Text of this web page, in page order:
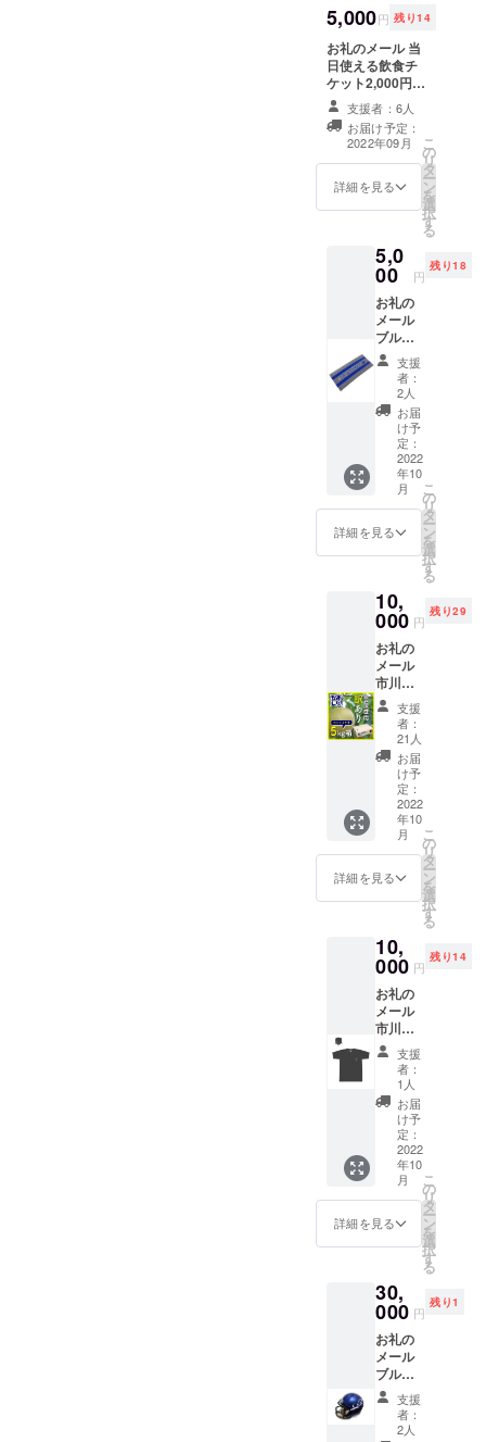
5,000円 残り14
お礼のメール 当
日使える飲食チ
ケット2,000円
材質：紙 サイ
ズ：約
150mm×76mm
※有効期限は当日
のみとなります
支援者：6人
お届け予定：
2022年09月
詳細を見る
こ
の
リ
タ
ー
ン
を
選
択
す
る
5,0
00 円
残り18
お礼の
メール
ブルー
サン
ダース
オリジ
ナルタ
オル サ
イズ：
840mm
×340m
m 材
質：ポ
リエス
テル
支援
者：
2人
お届
け予
定：
2022
年10
月
詳細を見る
こ
の
リ
タ
ー
ン
を
選
択
す
る
10,
000 円
残り29
お礼の
メール
市川の
なし ６
月の降
雹によ
り「市
川のな
し」も
被害を
被りま
した。
外側に
傷がつ
いてい
ます
は例年
のなし
と変わ
らない
美味し
さで
す。 名
称：市
川のな
し 原産
国/産
地：日
本/千葉
県市川
市 重
量：5ｋ
ｇ 保存
け冷暗
所にて
保存下
さい ※
原材料
及び添
加物等
の食品
表示は
支援
者：
21人
お届
け予
定：
2022
年10
月
詳細を見る
こ
の
リ
タ
ー
ン
を
選
択
す
る
10,
000 円
残り14
お礼の
メール
市川
SC T
シャツ
サイ
ズ：
S/M/Lの
いずれ
かをお
選び下
さい 材
質：綿
100％
支援
者：
1人
お届
け予
定：
2022
年10
月
詳細を見る
こ
の
リ
タ
ー
ン
を
選
択
す
る
30,
000 円
残り1
お礼の
メール
ブルー
サン
ダース
ミニヘ
支援
者：
2人